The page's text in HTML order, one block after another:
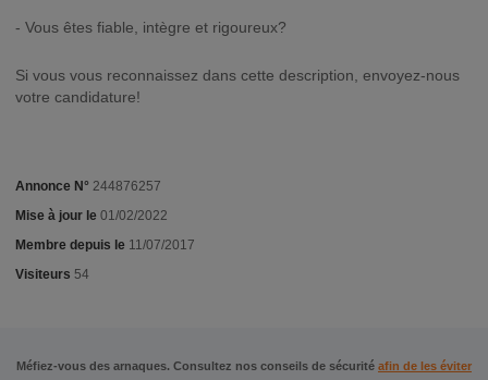
- Vous êtes fiable, intègre et rigoureux?
Si vous vous reconnaissez dans cette description, envoyez-nous
votre candidature!
Annonce N° 244876257
Mise à jour le 01/02/2022
Membre depuis le 11/07/2017
Visiteurs 54
Méfiez-vous des arnaques. Consultez nos conseils de sécurité afin de les éviter